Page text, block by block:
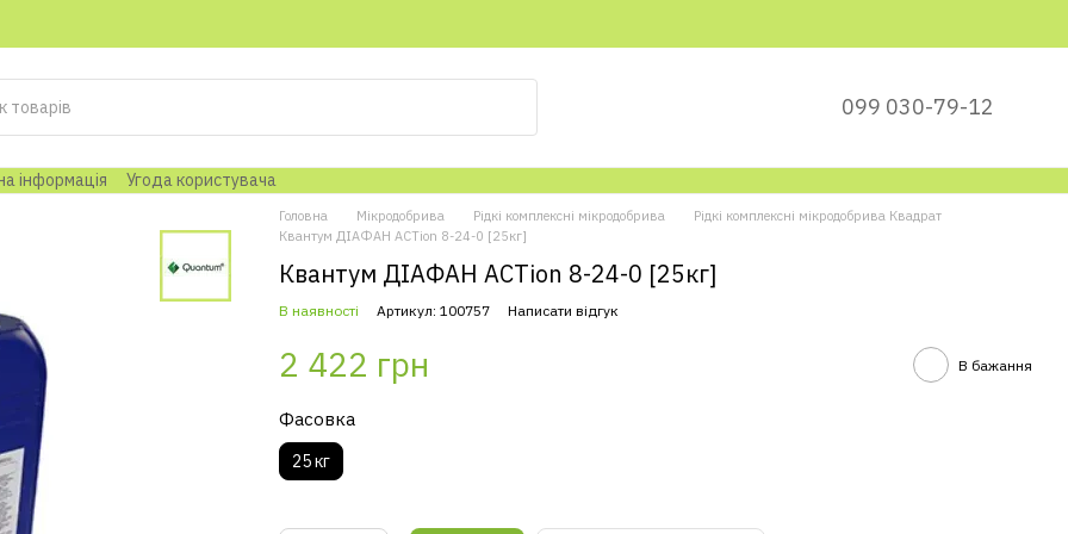
099 030-79-12
інформація Угода користувача
Головна Мікродобрива Рідкі комплексні мікродобрива
Рідкі комплексні мікродобрива Квадрат
Квантум ДІАФАН ACTion 8-24-0 [25кг]
Квантум ДІАФАН ACTion 8-24-0 [25кг]
В наявності Артикул: 100757 Написати відгук
2 422 грн В бажання
Фасовка
25 кг